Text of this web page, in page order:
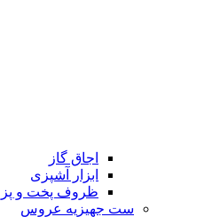
اجاق گاز
ابزار آشپزی
ظروف پخت و پز
ست جهیزیه عروس